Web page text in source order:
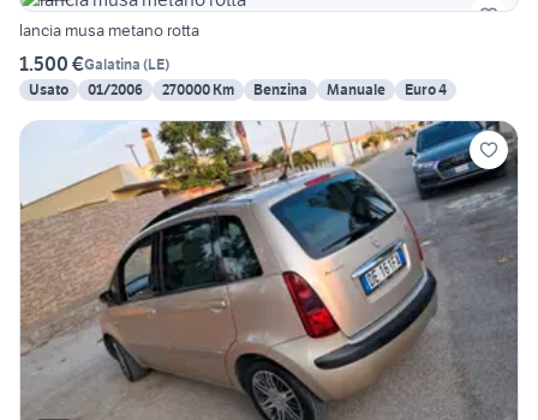
lancia musa metano rotta
1.500 €Galatina (LE)
Usato
01/2006 270000 Km Benzina Manuale Euro 4